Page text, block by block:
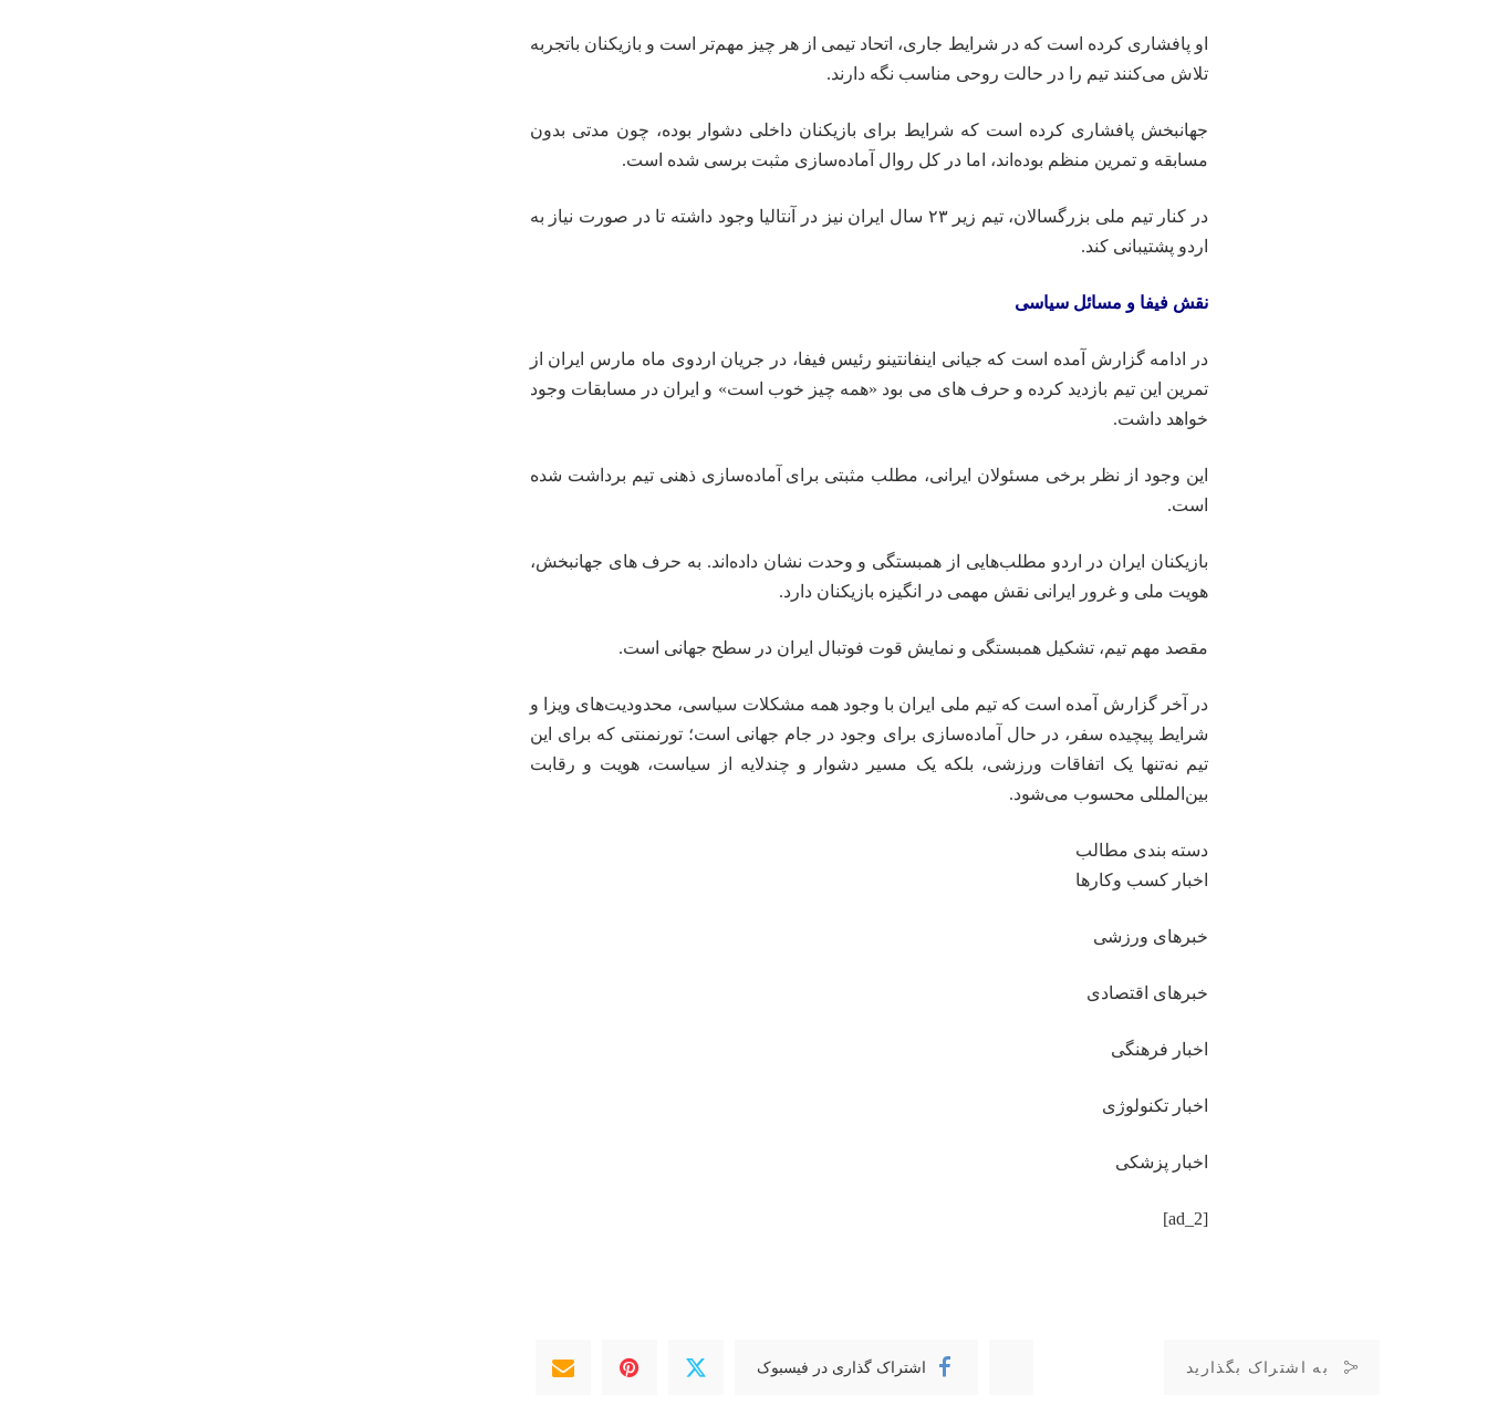
او پافشاری کرده است که در شرایط جاری، اتحاد تیمی از هر چیز مهم‌تر است و بازیکنان باتجربه
تلاش می‌کنند تیم را در حالت روحی مناسب نگه دارند.
جهانبخش پافشاری کرده است که شرایط برای بازیکنان داخلی دشوار بوده، چون مدتی بدون
مسابقه و تمرین منظم بوده‌اند، اما در کل روال آماده‌سازی مثبت برسی شده است.
در کنار تیم ملی بزرگسالان، تیم زیر ۲۳ سال ایران نیز در آنتالیا وجود داشته تا در صورت نیاز به
اردو پشتیبانی کند.
نقش فیفا و مسائل سیاسی
در ادامه گزارش آمده است که جیانی اینفانتینو رئیس فیفا، در جریان اردوی ماه مارس ایران از
تمرین این تیم بازدید کرده و حرف های می بود «همه چیز خوب است» و ایران در مسابقات وجود
خواهد داشت.
این وجود از نظر برخی مسئولان ایرانی، مطلب مثبتی برای آماده‌سازی ذهنی تیم برداشت شده
است.
بازیکنان ایران در اردو مطلب‌هایی از همبستگی و وحدت نشان داده‌اند. به حرف های جهانبخش،
هویت ملی و غرور ایرانی نقش مهمی در انگیزه بازیکنان دارد.
مقصد مهم تیم، تشکیل همبستگی و نمایش قوت فوتبال ایران در سطح جهانی است.
در آخر گزارش آمده است که تیم ملی ایران با وجود همه مشکلات سیاسی، محدودیت‌های ویزا و
شرایط پیچیده سفر، در حال آماده‌سازی برای وجود در جام جهانی است؛ تورنمنتی که برای این
تیم نه‌تنها یک اتفاقات ورزشی، بلکه یک مسیر دشوار و چندلایه از سیاست، هویت و رقابت
بین‌المللی محسوب می‌شود.
دسته بندی مطالب
اخبار کسب وکارها
خبرهای ورزشی
خبرهای اقتصادی
اخبار فرهنگی
اخبار تکنولوژی
اخبار پزشکی
[ad_2]
به اشتراک بگذارید اشتراک گذاری در فیسبوک